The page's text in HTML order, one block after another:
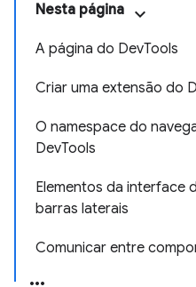
Nesta página
A página do DevTools
Criar uma extensão do
O namespace do
DevTools
Elementos da interface
barras laterais
Comunicar entre